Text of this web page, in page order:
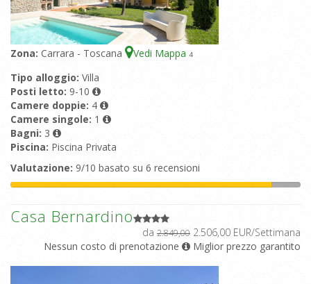
Zona: Carrara - Toscana Vedi Mappa 4
Tipo alloggio: Villa
Posti letto: 9-10
Camere doppie: 4
Camere singole: 1
Bagni: 3
Piscina: Piscina Privata
Valutazione: 9/10 basato su 6 recensioni
Casa Bernardino
da 2.849,00 2.506,00 EUR/Settimana
Nessun costo di prenotazione
Miglior prezzo garantito